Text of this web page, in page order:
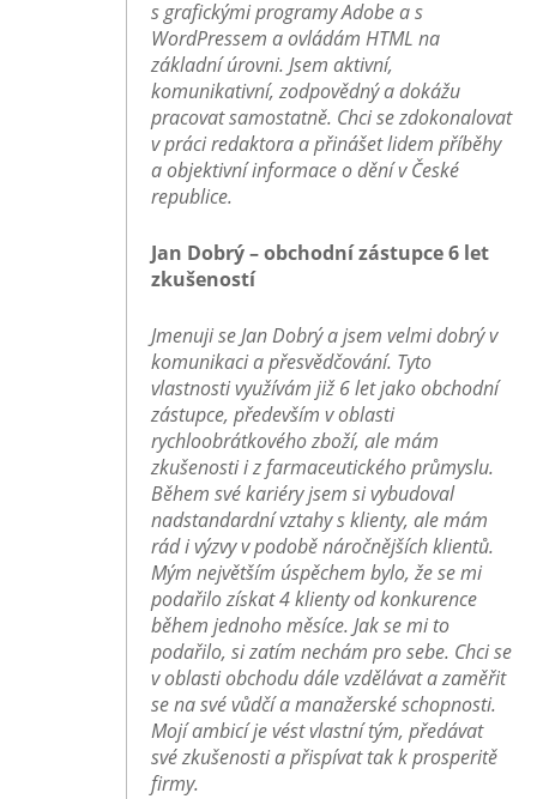
s grafickými programy Adobe a s
WordPressem a ovládám HTML na
základní úrovni. Jsem aktivní,
komunikativní, zodpovědný a dokážu
pracovat samostatně. Chci se zdokonalovat
v práci redaktora a přinášet lidem příběhy
a objektivní informace o dění v České
republice.
Jan Dobrý – obchodní zástupce 6 let
zkušeností
Jmenuji se Jan Dobrý a jsem velmi dobrý v
komunikaci a přesvědčování. Tyto
vlastnosti využívám již 6 let jako obchodní
zástupce, především v oblasti
rychloobrátkového zboží, ale mám
zkušenosti i z farmaceutického průmyslu.
Během své kariéry jsem si vybudoval
nadstandardní vztahy s klienty, ale mám
rád i výzvy v podobě náročnějších klientů.
Mým největším úspěchem bylo, že se mi
podařilo získat 4 klienty od konkurence
během jednoho měsíce. Jak se mi to
podařilo, si zatím nechám pro sebe. Chci se
v oblasti obchodu dále vzdělávat a zaměřit
se na své vůdčí a manažerské schopnosti.
Mojí ambicí je vést vlastní tým, předávat
své zkušenosti a přispívat tak k prosperitě
firmy.